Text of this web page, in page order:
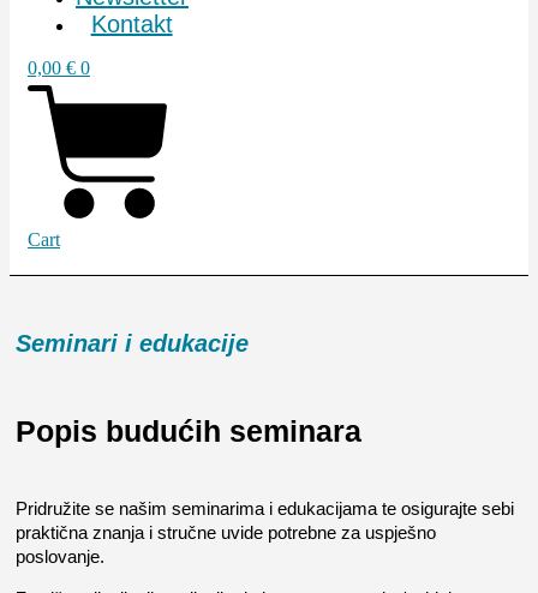
Kontakt
0,00 € 0
Cart
Seminari i edukacije
Popis budućih seminara
Pridružite se našim seminarima i edukacijama te osigurajte sebi
praktična znanja i stručne uvide potrebne za uspješno
poslovanje.